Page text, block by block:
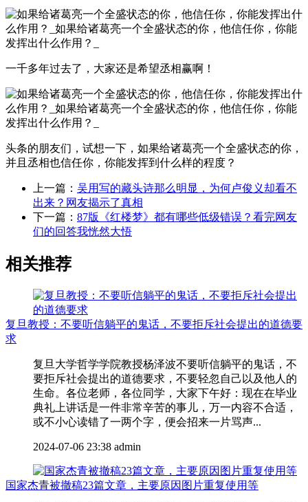
一千多年过去了，大家还是希望丞相赢啊！
头条的朋友们，试想一下，如果给诸葛亮一个全盛状态的你，
并且丞相也信任你，你能发挥到什么样的程度？
上一篇： 吴用写的藏头诗那么明显，为何卢俊义却看不
出来？网友揭示了真相
下一篇： 87版《红楼梦》都有哪些低级错误？看完网友
们的回答我恍然大悟
相关推荐
复旦教授：不要听信躺平的鬼话，不要拒斥社会提出的道德要
求
复旦大学哲学学院教授杨泽波不要听信躺平的鬼话，不
要拒斥社会提出的道德要求，不要轻忽自己以及他人的
生命。各位老师，各位同学，大家下午好：现在在毕业
典礼上讲话是一件非常辛苦的事儿，万一内容不合适，
或不小心读错了一两个字，便会招来一片骂声...
2024-07-06 23:38 admin
国家杰青被撤稿23篇文章，主要原因图片重复使用等